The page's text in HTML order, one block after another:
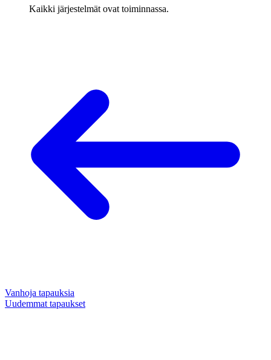
Kaikki järjestelmät ovat toiminnassa.
Vanhoja tapauksia
Uudemmat tapaukset